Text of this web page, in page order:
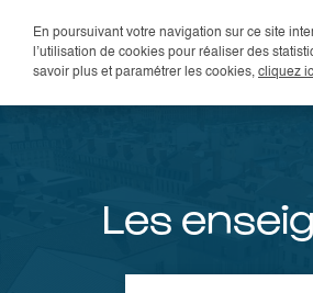
En poursuivant votre navigation sur ce site
l’utilisation de cookies pour réaliser des
savoir plus et paramétrer les cookies, cliquez
Les